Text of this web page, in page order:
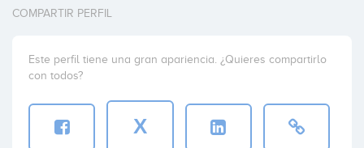
COMPARTIR PERFIL
Este perfil tiene una gran apariencia. ¿Quieres compartirlo
con todos?
X